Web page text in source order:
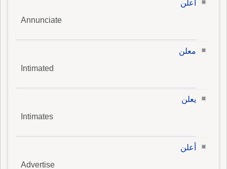
أعلن
Annunciate
معلن
Intimated
يعلن
Intimates
أعلن
Advertise